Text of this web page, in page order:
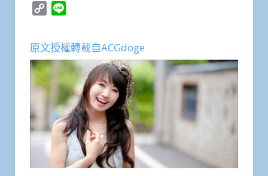
Copy
原文授權轉載自ACGdoge